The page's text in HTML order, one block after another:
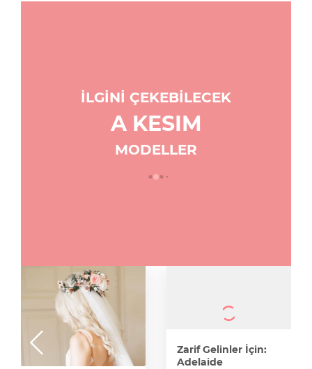
İLGİNİ ÇEKEBİLECEK
A KESIM
MODELLER
Zarif Gelinler İçin:
Adelaide